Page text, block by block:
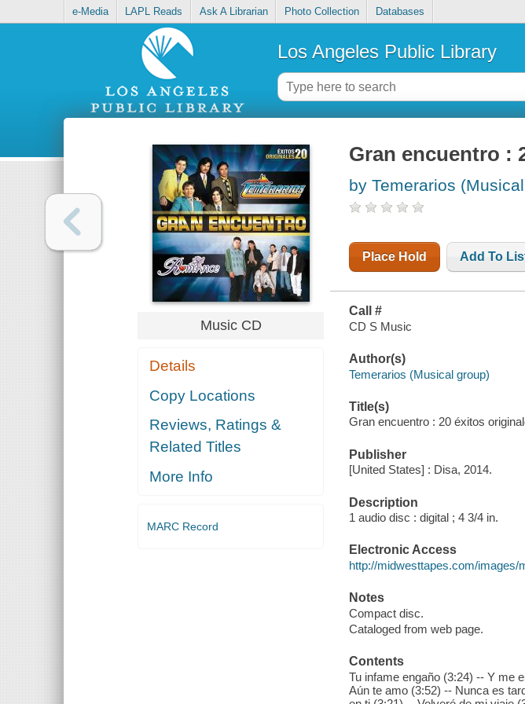
e-Media LAPL Reads Ask A Librarian Photo Collection Databases
Los Angeles Public Library
Music CD
Details
Copy Locations
Reviews, Ratings &
Related Titles
More Info
MARC Record
Gran encuentro :
by Temerarios
Place Hold Add To
Call #
CD S Music
Author(s)
Temerarios (Musical group)
Title(s)
Gran encuentro : 20 éxitos
Publisher
[United States] : Disa, 2014.
Description
1 audio disc : digital ; 4 3/4 in.
Electronic Access
http://midwesttapes.com/images/
Notes
Compact disc.
Cataloged from web page.
Contents
Tu infame engaño (3:24) -- Y me
Aún te amo (3:52) -- Nunca es